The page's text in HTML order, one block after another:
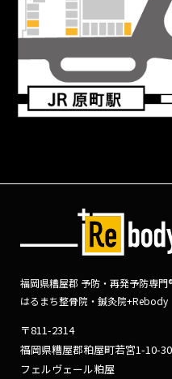
福岡県糟屋郡 予防・再発予防専門®
はるまち整骨院・鍼灸院+Rebody
〒811-2314
福岡県糟屋郡粕屋町若宮1-10-30
フェルヴェール粕屋